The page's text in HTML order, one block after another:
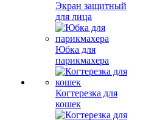
Экран защитный
для лица
Юбка для
парикмахера
Когтерезка для
кошек